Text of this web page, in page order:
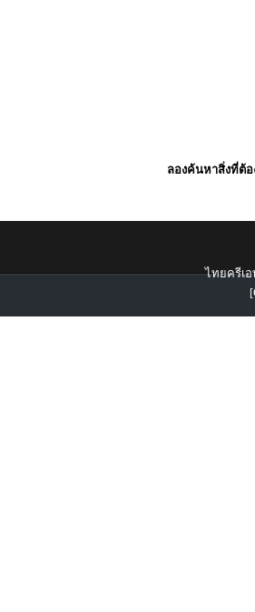
ลองค้นหาสิ่งที่ต้อ
ไทยครีเอ
[